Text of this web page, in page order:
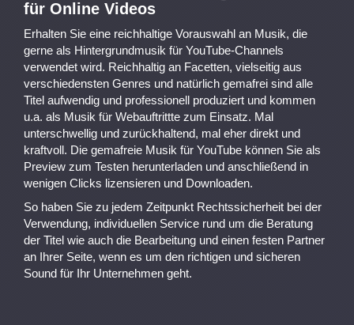
für Online Videos
Erhalten Sie eine reichhaltige Vorauswahl an Musik, die
gerne als Hintergrundmusik für YouTube-Channels
verwendet wird. Reichhaltig an Facetten, vielseitig aus
verschiedensten Genres und natürlich gemafrei sind alle
Titel aufwendig und professionell produziert und kommen
u.a. als Musik für Webauftrittte zum Einsatz. Mal
unterschwellig und zurückhaltend, mal eher direkt und
kraftvoll. Die gemafreie Musik für YouTube können Sie als
Preview zum Testen herunterladen und anschließend in
wenigen Clicks lizensieren und Downloaden.
So haben Sie zu jedem Zeitpunkt Rechtssicherheit bei der
Verwendung, individuellen Service rund um die Beratung
der Titel wie auch die Bearbeitung und einen festen Partner
an Ihrer Seite, wenn es um den richtigen und sicheren
Sound für Ihr Unternehmen geht.